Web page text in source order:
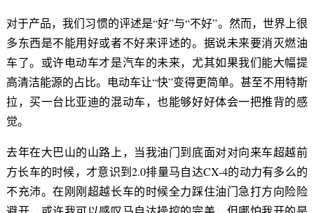
对于产品，我们习惯的评述是“好”与“不好”。然而，世界上很
多东西是不能用好或者不好来评述的。据说未来要消灭燃油
车了。或许电动车才是汽车的未来，尤其如果我们能大幅提
高清洁能源的占比。电动车让“快”变得更简单。甚至不用特斯
拉，买一台比亚迪的混动车，也能够好好体会一把推背的感
觉。
去年在大巴山的山路上，当我油门到底面对对向来车超越前
方长车的时候，才意识到2.0排量马自达CX-4的动力有多么的
不充沛。在刚刚超越长车的时候全力踩住油门急打方向险险